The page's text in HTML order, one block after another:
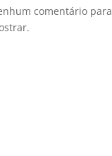
comentário para